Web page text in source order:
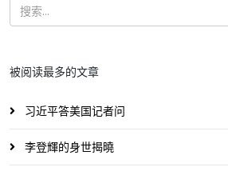
被阅读最多的文章
习近平答美国记者问
李登輝的身世揭曉